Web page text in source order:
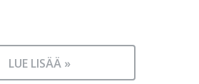
LUE LISÄÄ »